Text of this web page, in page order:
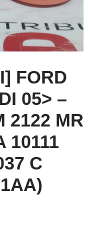
FORD
05> –
2122 MR
10111
C